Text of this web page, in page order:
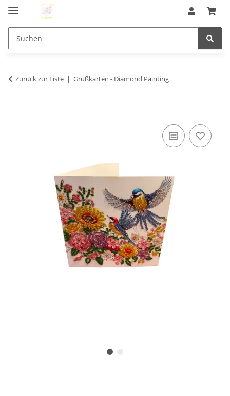
Zurück zur Liste Grußkarten - Diamond Painting